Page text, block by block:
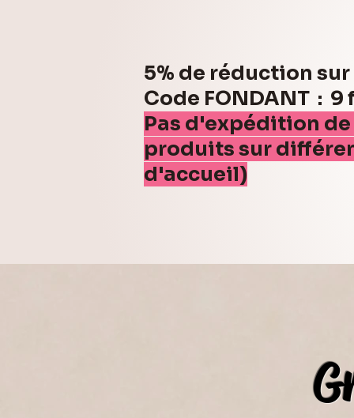
5% de réduction
Code FONDANT : 9
Pas d'expédition
produits sur
d'accueil)